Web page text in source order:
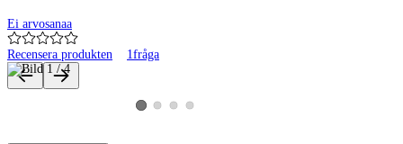
Ei arvosanaa
Recensera produkten 1fråga
Produktbilder och videor
Visa produktbild 1
Visa produktbild 2
Visa produktbild 3
Visa produktbild 4